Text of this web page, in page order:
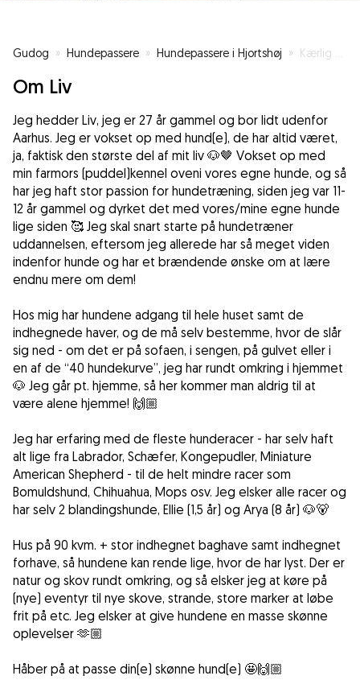
Gudog » Hundepassere » Hundepassere i Hjortshøj » Kærlig og omsorgsfuld hundeglad-pige!
Om Liv
Jeg hedder Liv, jeg er 27 år gammel og bor lidt udenfor
Aarhus. Jeg er vokset op med hund(e), de har altid været,
ja, faktisk den største del af mit liv 🐶🤎 Vokset op med
min farmors (puddel)kennel oveni vores egne hunde, og så
har jeg haft stor passion for hundetræning, siden jeg var 11-
12 år gammel og dyrket det med vores/mine egne hunde
lige siden 🥰 Jeg skal snart starte på hundetræner
uddannelsen, eftersom jeg allerede har så meget viden
indenfor hunde og har et brændende ønske om at lære
endnu mere om dem!
Hos mig har hundene adgang til hele huset samt de
indhegnede haver, og de må selv bestemme, hvor de slår
sig ned - om det er på sofaen, i sengen, på gulvet eller i
en af de “40 hundekurve”, jeg har rundt omkring i hjemmet
🐶 Jeg går pt. hjemme, så her kommer man aldrig til at
være alene hjemme! 🙌🏼
Jeg har erfaring med de fleste hunderacer - har selv haft
alt lige fra Labrador, Schæfer, Kongepudler, Miniature
American Shepherd - til de helt mindre racer som
Bomuldshund, Chihuahua, Mops osv. Jeg elsker alle racer og
har selv 2 blandingshunde, Ellie (1,5 år) og Arya (8 år) 🐶🐻
Hus på 90 kvm. + stor indhegnet baghave samt indhegnet
forhave, så hundene kan rende lige, hvor de har lyst. Der er
natur og skov rundt omkring, og så elsker jeg at køre på
(nye) eventyr til nye skove, strande, store marker at løbe
frit på etc. Jeg elsker at give hundene en masse skønne
oplevelser 🫶🏼
Håber på at passe din(e) skønne hund(e) 🤩🙌🏼